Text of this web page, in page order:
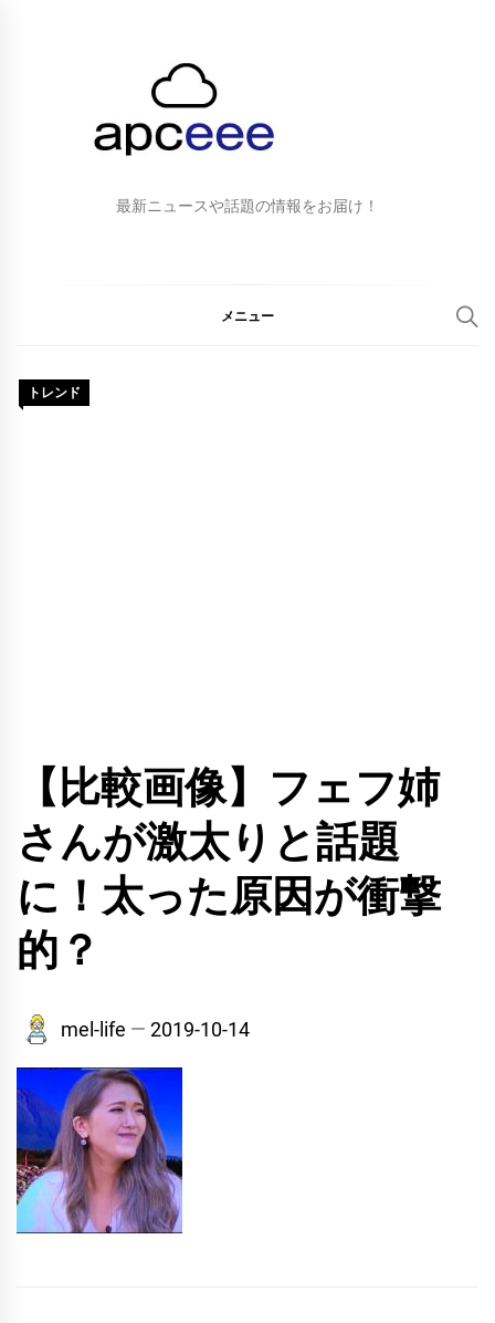
最新ニュースや話題の情報をお届け！
メニュー
トレンド
【比較画像】フェフ姉
さんが激太りと話題
に！太った原因が衝撃
的？
mel-life 2019-10-14